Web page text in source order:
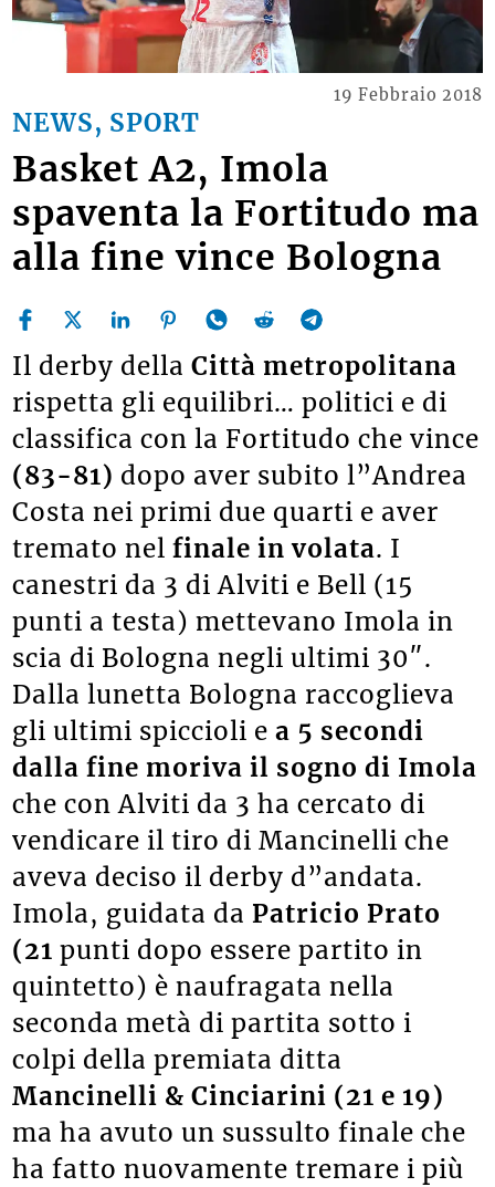
NEWS, SPORT
19 Febbraio 2018
Basket A2, Imola
spaventa la Fortitudo ma
alla fine vince Bologna
Il derby dellaCittà metropolitana
rispetta gli equilibri… politici e di
classifica con la Fortitudo che vince
(83-81) dopo aver subito l”Andrea
Costa nei primi due quarti e aver
tremato nelfinale in volata. I
canestri da 3 di Alviti e Bell (15
punti a testa) mettevano Imola in
scia di Bologna negli ultimi 30″.
Dalla lunetta Bologna raccoglieva
gli ultimi spiccioli ea 5 secondi
dalla finemoriva il sogno di Imola
che con Alviti da 3 ha cercato di
vendicare il tiro di Mancinelli che
aveva deciso il derby d”andata.
Imola, guidata daPatricio Prato
(21 punti dopo essere partito in
quintetto) è naufragata nella
seconda metà di partita sotto i
colpi della premiata ditta
Mancinelli & Cinciarini (21 e 19)
ma ha avuto un sussulto finale che
ha fatto nuovamente tremare i più